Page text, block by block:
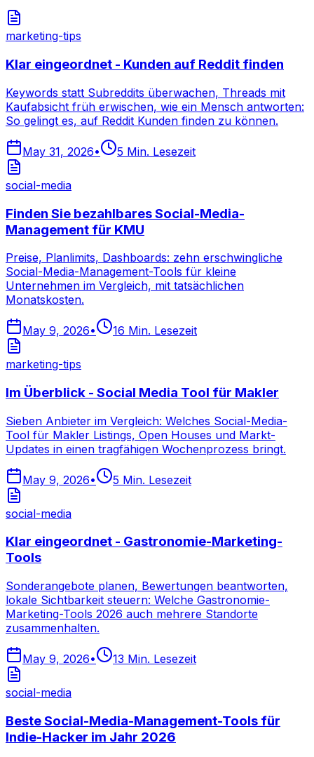
marketing-tips
Klar eingeordnet - Kunden auf Reddit finden
Keywords statt Subreddits überwachen, Threads mit
Kaufabsicht früh erwischen, wie ein Mensch antworten:
So gelingt es, auf Reddit Kunden finden zu können.
May 31, 2026• 5 Min. Lesezeit
social-media
Finden Sie bezahlbares Social-Media-
Management für KMU
Preise, Planlimits, Dashboards: zehn erschwingliche
Social-Media-Management-Tools für kleine
Unternehmen im Vergleich, mit tatsächlichen
Monatskosten.
May 9, 2026• 16 Min. Lesezeit
marketing-tips
Im Überblick - Social Media Tool für Makler
Sieben Anbieter im Vergleich: Welches Social-Media-
Tool für Makler Listings, Open Houses und Markt-
Updates in einen tragfähigen Wochenprozess bringt.
May 9, 2026• 5 Min. Lesezeit
social-media
Klar eingeordnet - Gastronomie-Marketing-
Tools
Sonderangebote planen, Bewertungen beantworten,
lokale Sichtbarkeit steuern: Welche Gastronomie-
Marketing-Tools 2026 auch mehrere Standorte
zusammenhalten.
May 9, 2026• 13 Min. Lesezeit
social-media
Beste Social-Media-Management-Tools für
Indie-Hacker im Jahr 2026